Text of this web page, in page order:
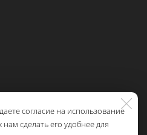
согласие на использование
сделать его удобнее для